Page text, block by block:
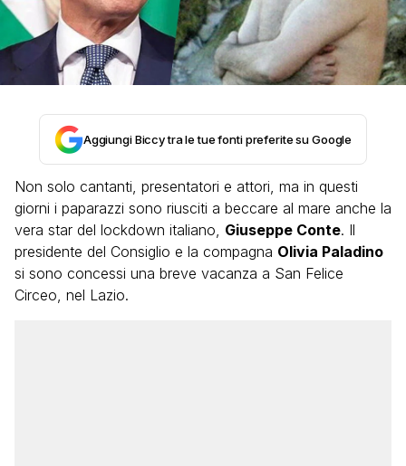
Aggiungi Biccy tra le tue fonti preferite su Google
Non solo cantanti, presentatori e attori, ma in questi
giorni i paparazzi sono riusciti a beccare al mare anche la
vera star del lockdown italiano, Giuseppe Conte. Il
presidente del Consiglio e la compagna Olivia Paladino
si sono concessi una breve vacanza a San Felice
Circeo, nel Lazio.